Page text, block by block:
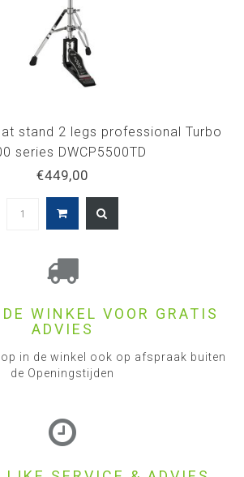
stand 2 legs professional Turbo
series DWCP5500TD
€449,00
WINKEL VOOR GRATIS
ADVIES
in de winkel ook op afspraak buiten
de Openingstijden